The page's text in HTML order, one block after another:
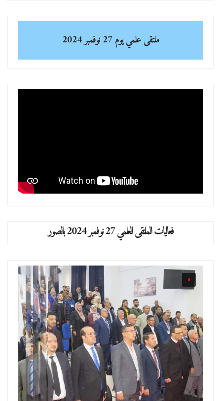
ملتقى علمييوم 27 نوفمبر 2024
فعاليات الملتقى العلمي 27 نوفمبر 2024 بالصور